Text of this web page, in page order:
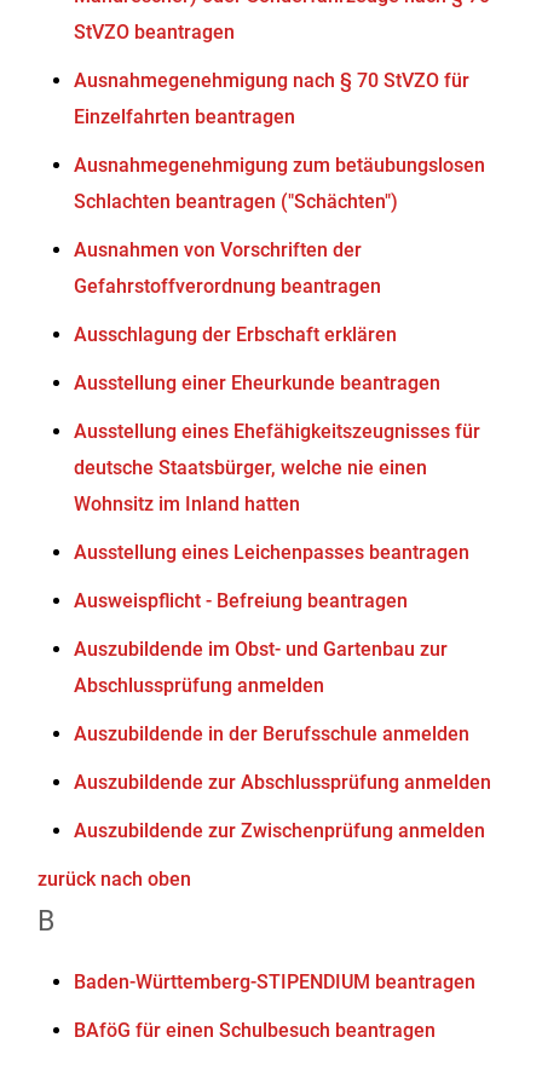
StVZO beantragen
Ausnahmegenehmigung nach § 70 StVZO für
Einzelfahrten beantragen
Ausnahmegenehmigung zum betäubungslosen
Schlachten beantragen ("Schächten")
Ausnahmen von Vorschriften der
Gefahrstoffverordnung beantragen
Ausschlagung der Erbschaft erklären
Ausstellung einer Eheurkunde beantragen
Ausstellung eines Ehefähigkeitszeugnisses für
deutsche Staatsbürger, welche nie einen
Wohnsitz im Inland hatten
Ausstellung eines Leichenpasses beantragen
Ausweispflicht - Befreiung beantragen
Auszubildende im Obst- und Gartenbau zur
Abschlussprüfung anmelden
Auszubildende in der Berufsschule anmelden
Auszubildende zur Abschlussprüfung anmelden
Auszubildende zur Zwischenprüfung anmelden
zurück nach oben
B
Baden-Württemberg-STIPENDIUM beantragen
BAföG für einen Schulbesuch beantragen